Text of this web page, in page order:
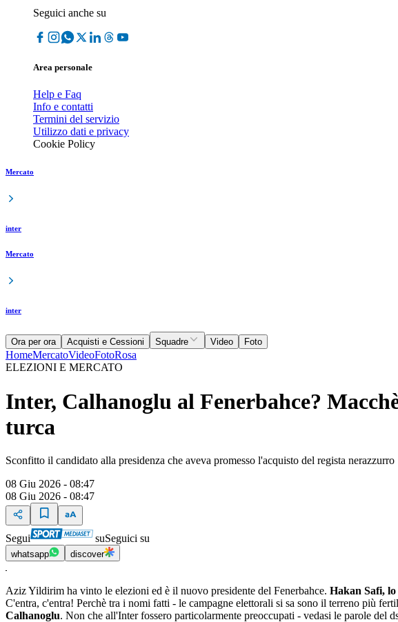
Seguici anche su
Area personale
Help e Faq
Info e contatti
Termini del servizio
Utilizzo dati e privacy
Cookie Policy
Mercato
inter
Mercato
inter
Ora per ora Acquisti e Cessioni Squadre Video Foto
HomeMercatoVideoFotoRosa
ELEZIONI E MERCATO
Inter, Calhanoglu al Fenerbahce?
turca
Sconfitto il candidato alla presidenza che aveva promesso l'acquisto del regista nerazzurro
08 Giu 2026 - 08:47
08 Giu 2026 - 08:47
Segui suSeguici su
whatsapp discover
Aziz Yildirim ha vinto le elezioni ed è il nuovo presidente del Fenerbahce. Hakan Safi, lo
C'entra, c'entra! Perchè tra i nomi fatti - le campagne elettorali si sa sono il terreno più
Calhanoglu. Non che all'Inter fossero particolarmente preoccupati - vedasi le parole del